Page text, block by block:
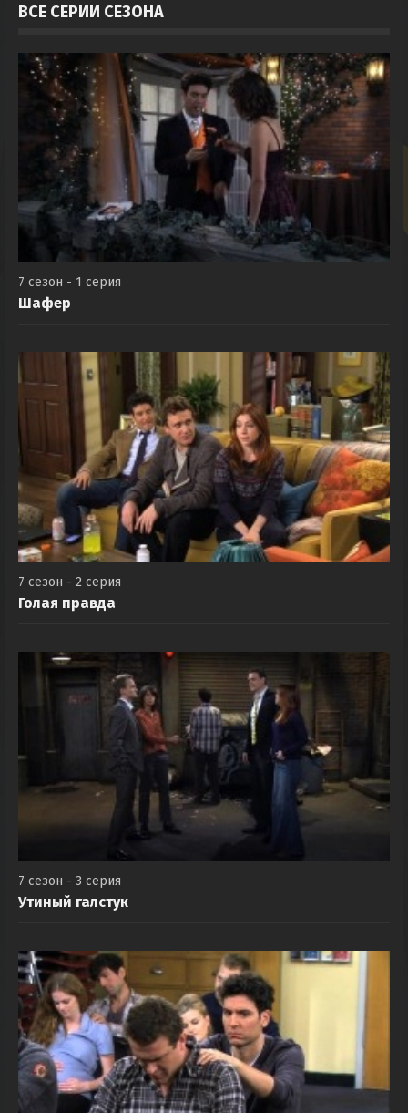
ВСЕ СЕРИИ СЕЗОНА
7 сезон - 1 серия
Шафер
7 сезон - 2 серия
Голая правда
7 сезон - 3 серия
Утиный галстук